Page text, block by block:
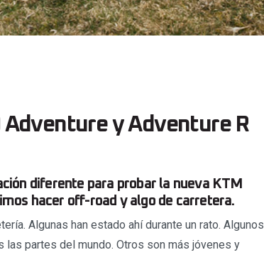
Adventure y Adventure R
diferente para probar la nueva KTM
hacer off-road y algo de carretera.
Algunas han estado ahí durante un rato. Algunos
las partes del mundo. Otros son más jóvenes y